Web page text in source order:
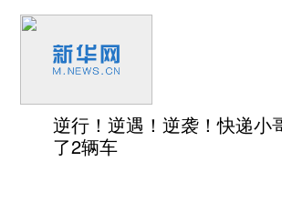
逆行！逆遇！逆袭！快递小
了2辆车